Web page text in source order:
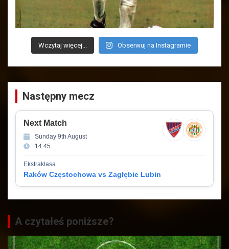
Wczytaj więcej... Obserwuj na Instagramie
Następny mecz
Next Match
Sunday 9th August
14:45
Ekstraklasa
Raków Częstochowa vs Zagłębie Lubin
A czytałeś poniższe?